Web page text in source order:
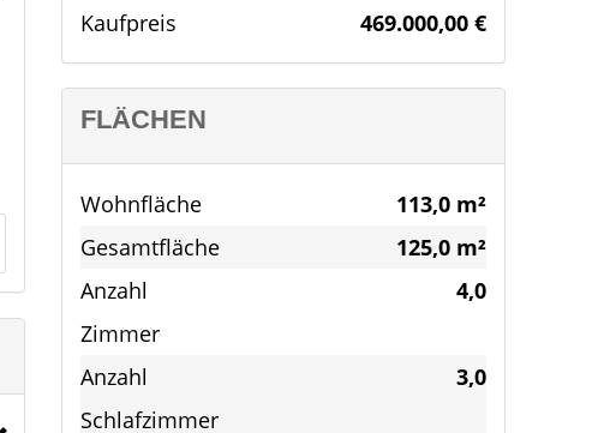
Kaufpreis 469.000,00 €
FLÄCHEN
Wohnfläche
113,0 m²
Gesamtfläche
125,0 m²
Anzahl
Zimmer
4,0
Anzahl
Schlafzimmer
3,0